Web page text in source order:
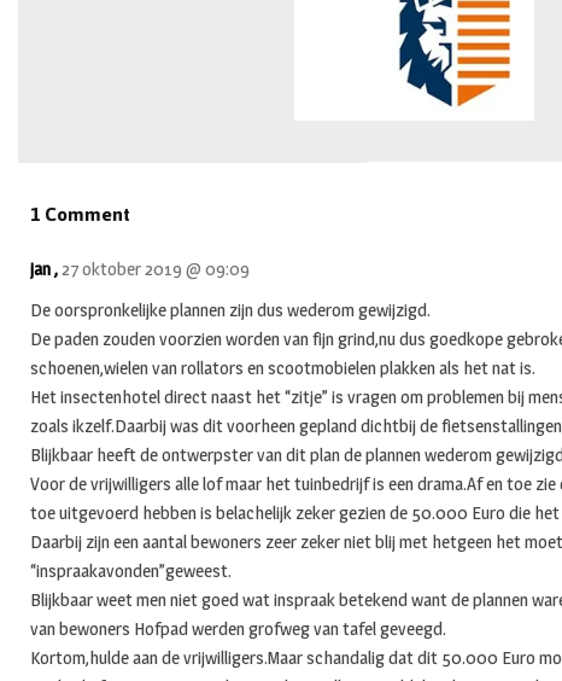
1 Comment
jan ,27 oktober 2019 @ 09:09
De oorspronkelijke plannen zijn dus wederom gewijzigd.
De paden zouden voorzien worden van fijn grind,nu dus goedkope
schoenen,wielen van rollators en scootmobielen plakken als het nat is.
Het insectenhotel direct naast het “zitje” is vragen om problemen bij
zoals ikzelf.Daarbij was dit voorheen gepland dichtbij de
Blijkbaar heeft de ontwerpster van dit plan de plannen wederom
Voor de vrijwilligers alle lof maar het tuinbedrijf is een drama.Af en toe
toe uitgevoerd hebben is belachelijk zeker gezien de 50.000 Euro die
Daarbij zijn een aantal bewoners zeer zeker niet blij met hetgeen het
“inspraakavonden”geweest.
Blijkbaar weet men niet goed wat inspraak betekend want de plannen
van bewoners Hofpad werden grofweg van tafel geveegd.
Kortom,hulde aan de vrijwilligers.Maar schandalig dat dit 50.000 Euro